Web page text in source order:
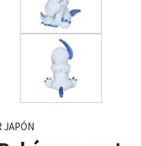
JAPÓN